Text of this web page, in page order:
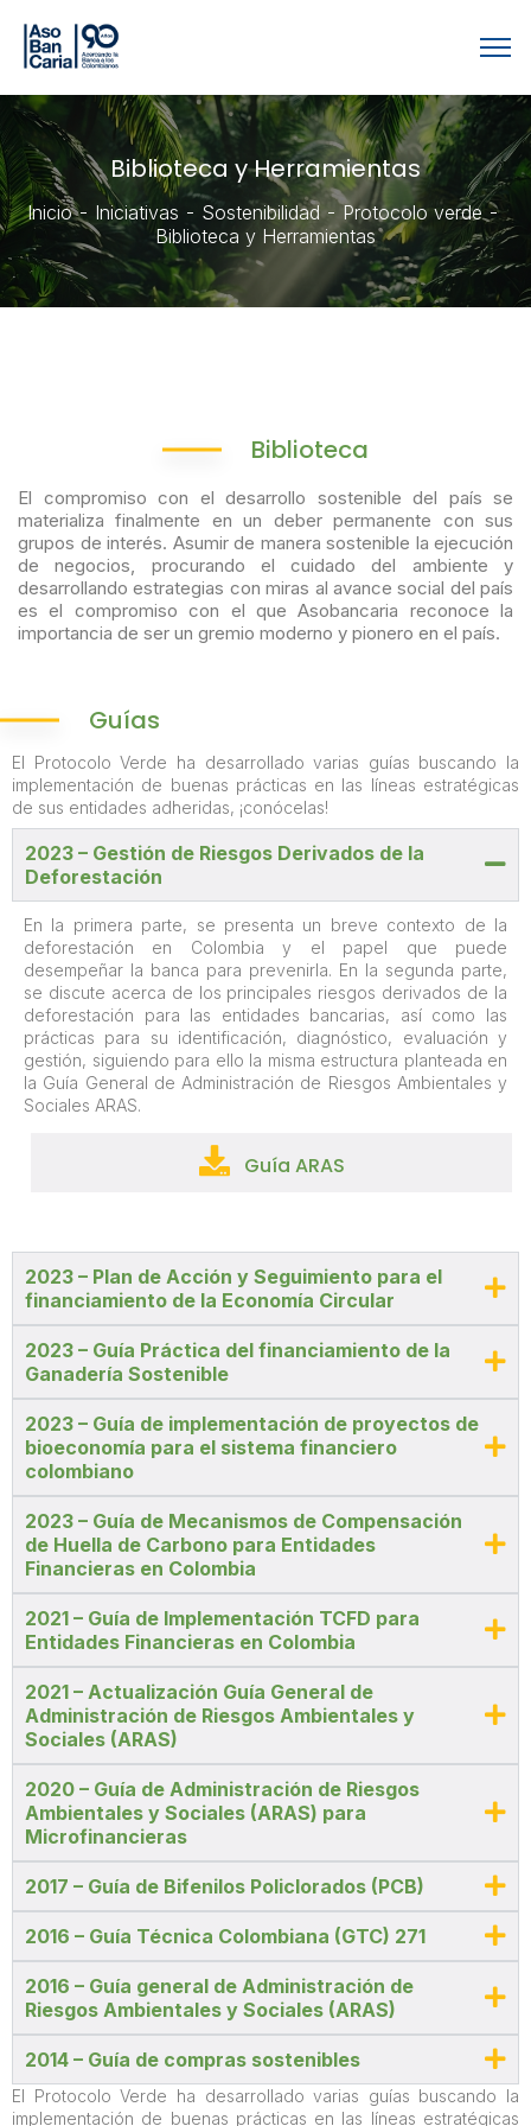
Biblioteca y Herramientas
Inicio Iniciativas Sostenibilidad
Protocolo verde
Biblioteca y Herramientas
Biblioteca
El compromiso con el desarrollo sostenible del país se
materializa finalmente en un deber permanente con sus
grupos de interés. Asumir de manera sostenible la ejecución
de negocios, procurando el cuidado del ambiente y
desarrollando estrategias con miras al avance social del país
es el compromiso con el que Asobancaria reconoce la
importancia de ser un gremio moderno y pionero en el país.
Guías
El Protocolo Verde ha desarrollado varias guías buscando la
implementación de buenas prácticas en las líneas estratégicas
de sus entidades adheridas, ¡conócelas!
2023 – Gestión de Riesgos Derivados de la
Deforestación
En la primera parte, se presenta un breve contexto de la
deforestación en Colombia y el papel que puede
desempeñar la banca para prevenirla. En la segunda parte,
se discute acerca de los principales riesgos derivados de la
deforestación para las entidades bancarias, así como las
prácticas para su identificación, diagnóstico, evaluación y
gestión, siguiendo para ello la misma estructura planteada en
la Guía General de Administración de Riesgos Ambientales y
Sociales ARAS.
Guía ARAS
2023 – Plan de Acción y Seguimiento para el
financiamiento de la Economía Circular
2023 – Guía Práctica del financiamiento de la
Ganadería Sostenible
2023 – Guía de implementación de proyectos de
bioeconomía para el sistema financiero
colombiano
2023 – Guía de Mecanismos de Compensación
de Huella de Carbono para Entidades
Financieras en Colombia
2021 – Guía de Implementación TCFD para
Entidades Financieras en Colombia
2021 – Actualización Guía General de
Administración de Riesgos Ambientales y
Sociales (ARAS)
2020 – Guía de Administración de Riesgos
Ambientales y Sociales (ARAS) para
Microfinancieras
2017 – Guía de Bifenilos Policlorados (PCB)
2016 – Guía Técnica Colombiana (GTC) 271
2016 – Guía general de Administración de
Riesgos Ambientales y Sociales (ARAS)
2014 – Guía de compras sostenibles
El Protocolo Verde ha desarrollado varias guías buscando la
implementación de buenas prácticas en las líneas estratégicas